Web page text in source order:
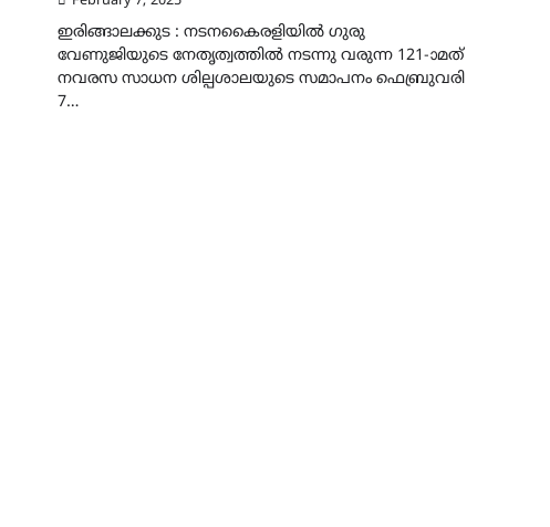
ഇരിങ്ങാലക്കുട : നടനകൈരളിയിൽ ഗുരു
വേണുജിയുടെ നേതൃത്വത്തിൽ നടന്നു വരുന്ന 121-ാമത്
നവരസ സാധന ശില്പശാലയുടെ സമാപനം ഫെബ്രുവരി
7…